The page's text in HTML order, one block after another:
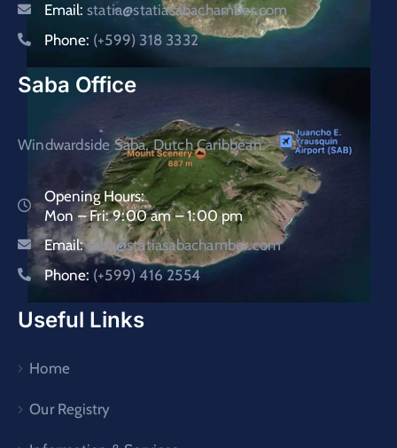
Email: statia@statiasabachamber.com
Phone: (+599) 318 3332
Saba Office
Windwardside Saba, Dutch Caribbean.
Opening Hours:
Mon – Fri: 9:00 am – 1:00 pm
Email:saba@statiasabachamber.com
Phone: (+599) 416 2554
Useful Links
Home
Our Registry